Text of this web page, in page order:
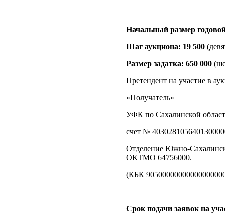
Начальный размер
Шаг аукциона: 19 500
Размер задатка: 650 000
Претендент на участие в
«Получатель»
УФК по Сахалинской
счет №
Отделение Южно-
ОКТМО 64756000.
(КБК
Срок подачи заявок на